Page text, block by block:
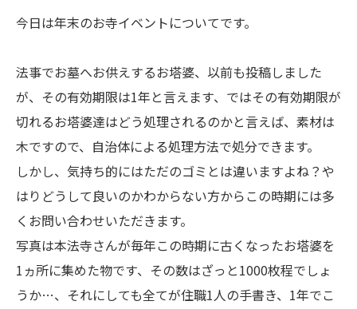
今日は年末のお寺イベントについてです。
法事でお墓へお供えするお塔婆、以前も投稿しました
が、その有効期限は1年と言えます、ではその有効期限が
切れるお塔婆達はどう処理されるのかと言えば、素材は
木ですので、自治体による処理方法で処分できます。
しかし、気持ち的にはただのゴミとは違いますよね？や
はりどうして良いのかわからない方からこの時期には多
くお問い合わせいただきます。
写真は本法寺さんが毎年この時期に古くなったお塔婆を
1ヵ所に集めた物です、その数はざっと1000枚程でしょ
うか…、それにしても全てが住職1人の手書き、1年でこ